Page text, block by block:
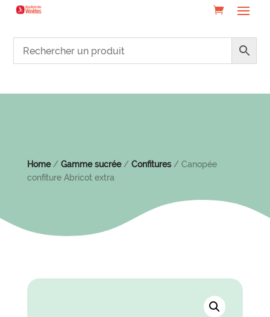
Home/ Gamme sucrée/ Confitures/ Canopée
confiture Abricot extra